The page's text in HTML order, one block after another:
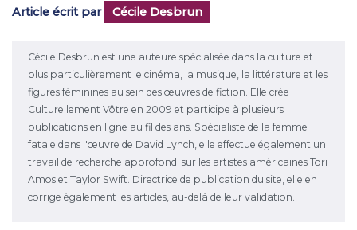
Article écrit par Cécile Desbrun
Cécile Desbrun est une auteure spécialisée dans la culture et
plus particulièrement le cinéma, la musique, la littérature et les
figures féminines au sein des œuvres de fiction. Elle crée
Culturellement Vôtre en 2009 et participe à plusieurs
publications en ligne au fil des ans. Spécialiste de la femme
fatale dans l'œuvre de David Lynch, elle effectue également un
travail de recherche approfondi sur les artistes américaines Tori
Amos et Taylor Swift. Directrice de publication du site, elle en
corrige également les articles, au-delà de leur validation.